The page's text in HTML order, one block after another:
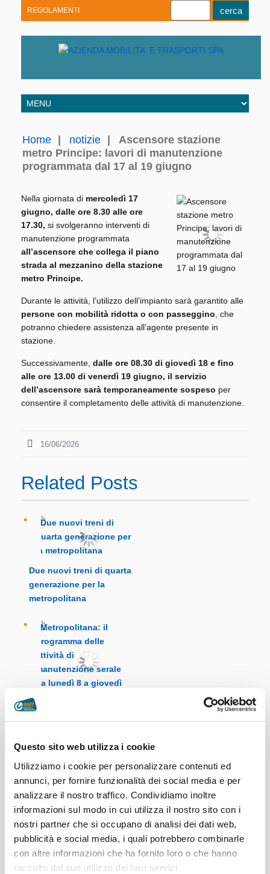
Questo sito web utilizza i cookie
Utilizziamo i cookie per personalizzare contenuti ed
annunci, per fornire funzionalità dei social media e per
analizzare il nostro traffico. Condividiamo inoltre
informazioni sul modo in cui utilizza il nostro sito con i
nostri partner che si occupano di analisi dei dati web,
pubblicità e social media, i quali potrebbero combinarle
con altre informazioni che ha fornito loro o che hanno
raccolto dal suo utilizzo dei loro servizi.
REGOLAMENTI
Home notizie
Ascensore stazione
metro Principe: lavori di manutenzione
programmata dal 17 al 19 giugno
Nella giornata di mercoledì 17
giugno, dalle ore 8.30 alle ore
17.30, si svolgeranno interventi di
manutenzione programmata
all’ascensore che collega il piano
strada al mezzanino della stazione
metro Principe.
Durante le attività, l’utilizzo dell’impianto sarà garantito alle
persone con mobilità ridotta o con passeggino, che
potranno chiedere assistenza all’agente presente in
stazione.
Successivamente, dalle ore 08.30 di giovedì 18 e fino
alle ore 13.00 di venerdì 19 giugno, il servizio
dell’ascensore sarà temporaneamente sospeso per
consentire il completamento delle attività di manutenzione.
16/06/2026
Related Posts
Due nuovi treni di quarta
generazione per la
metropolitana
di manutenzione serale da
giugno